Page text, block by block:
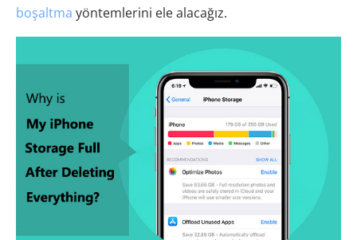
boşaltma yöntemlerini ele alacağız.